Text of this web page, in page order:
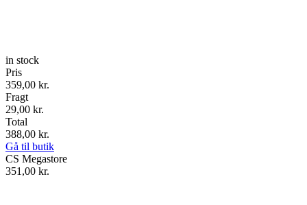
in stock
Pris
359,00 kr.
Fragt
29,00 kr.
Total
388,00 kr.
Gå til butik
CS Megastore
351,00 kr.